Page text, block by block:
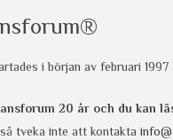
i början av februari
20 år och du kan
tveka inte att kontakta